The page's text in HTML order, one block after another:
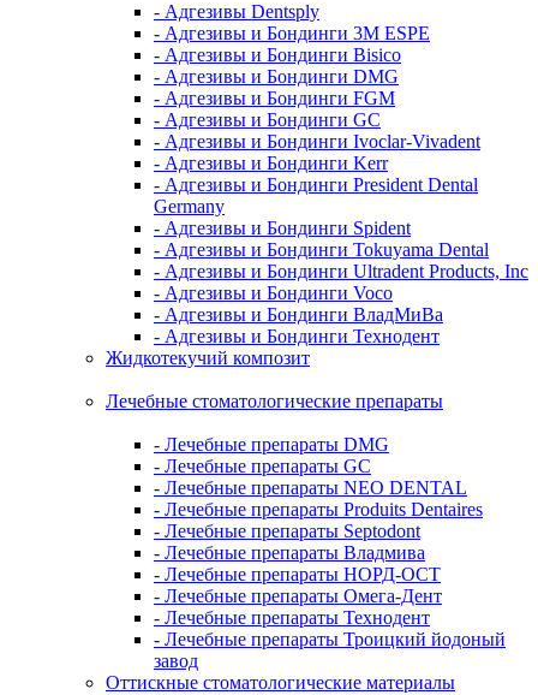
- Адгезивы Dentsply
- Адгезивы и Бондинги 3M ESPE
- Адгезивы и Бондинги Bisico
- Адгезивы и Бондинги DMG
- Адгезивы и Бондинги FGM
- Адгезивы и Бондинги GC
- Адгезивы и Бондинги Ivoclar-Vivadent
- Адгезивы и Бондинги Kerr
- Адгезивы и Бондинги President Dental
Germany
- Адгезивы и Бондинги Spident
- Адгезивы и Бондинги Tokuyama Dental
- Адгезивы и Бондинги Ultradent Products, Inc
- Адгезивы и Бондинги Voco
- Адгезивы и Бондинги ВладМиВа
- Адгезивы и Бондинги Технодент
Жидкотекучий композит
Лечебные стоматологические препараты
- Лечебные препараты DMG
- Лечебные препараты GC
- Лечебные препараты NEO DENTAL
- Лечебные препараты Produits Dentaires
- Лечебные препараты Septodont
- Лечебные препараты Владмива
- Лечебные препараты НОРД-ОСТ
- Лечебные препараты Омега-Дент
- Лечебные препараты Технодент
- Лечебные препараты Троицкий йодоный
завод
Оттискные стоматологические материалы